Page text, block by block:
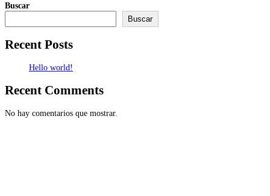
Buscar
Buscar
Recent Posts
Hello world!
Recent Comments
No hay comentarios que mostrar.